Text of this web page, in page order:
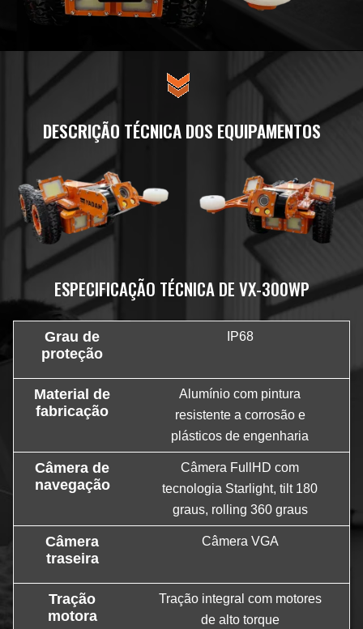
DESCRIÇÃO TÉCNICA DOS EQUIPAMENTOS
ESPECIFICAÇÃO TÉCNICA DE VX-300WP
Grau de
proteção
IP68
Material de
fabricação
Alumínio com pintura
resistente a corrosão e
plásticos de engenharia
Câmera de
navegação
Câmera FullHD com
tecnologia Starlight, tilt 180
graus, rolling 360 graus
Câmera
traseira
Câmera VGA
Tração
motora
Tração integral com motores
de alto torque